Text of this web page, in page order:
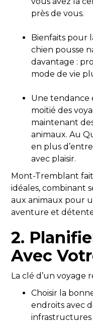
près de vous.
Bienfaits pour
chien pousse
davantage :
mode de vie
Une tendance
moitié des
maintenant
animaux. Au
en plus
avec plaisir.
Mont-Tremblant
idéales, combinant
aux animaux pour
aventure et
2.
Avec
La clé d’un voyage
Choisir la
endroits avec